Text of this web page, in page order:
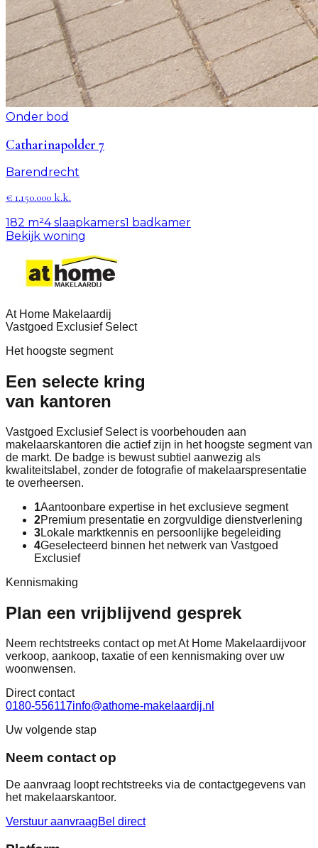
Onder bod
Catharinapolder 7
Barendrecht
€ 1.150.000 k.k.
182 m²4 slaapkamers1 badkamer
Bekijk woning
At Home Makelaardij
Vastgoed Exclusief Select
Het hoogste segment
Een selecte kring
van kantoren
Vastgoed Exclusief Select is voorbehouden aan
makelaarskantoren die actief zijn in het hoogste segment van
de markt. De badge is bewust subtiel aanwezig als
kwaliteitslabel, zonder de fotografie of makelaarspresentatie
te overheersen.
1Aantoonbare expertise in het exclusieve segment
2Premium presentatie en zorgvuldige dienstverlening
3Lokale marktkennis en persoonlijke begeleiding
4Geselecteerd binnen het netwerk van Vastgoed
Exclusief
Kennismaking
Plan een vrijblijvend gesprek
Neem rechtstreeks contact op metAt Home Makelaardijvoor
verkoop, aankoop, taxatie of een kennismaking over uw
woonwensen.
Direct contact
0180-556117info@athome-makelaardij.nl
Uw volgende stap
Neem contact op
De aanvraag loopt rechtstreeks via de contactgegevens van
het makelaarskantoor.
Verstuur aanvraagBel direct